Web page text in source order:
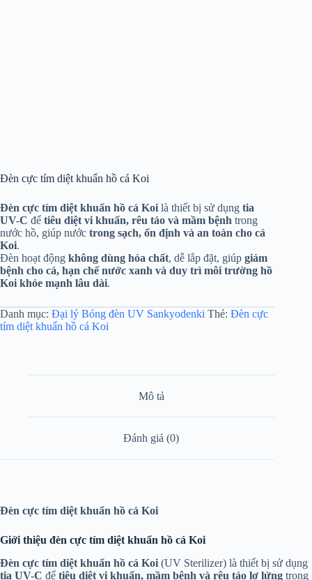
Đèn cực tím diệt khuẩn hồ cá Koi
Đèn cực tím diệt khuẩn hồ cá Koi là thiết bị sử dụng tia
UV-C để tiêu diệt vi khuẩn, rêu tảo và mầm bệnh trong
nước hồ, giúp nước trong sạch, ổn định và an toàn cho cá
Koi.
Đèn hoạt động không dùng hóa chất, dễ lắp đặt, giúp giảm
bệnh cho cá, hạn chế nước xanh và duy trì môi trường hồ
Koi khỏe mạnh lâu dài.
Danh mục: Đại lý Bóng đèn UV Sankyodenki Thẻ: Đèn cực
tím diệt khuẩn hồ cá Koi
Mô tả
Đánh giá (0)
Đèn cực tím diệt khuẩn hồ cá Koi
Giới thiệu đèn cực tím diệt khuẩn hồ cá Koi
Đèn cực tím diệt khuẩn hồ cá Koi (UV Sterilizer) là thiết bị sử dụng
tia UV-C để tiêu diệt vi khuẩn, mầm bệnh và rêu tảo lơ lửng trong